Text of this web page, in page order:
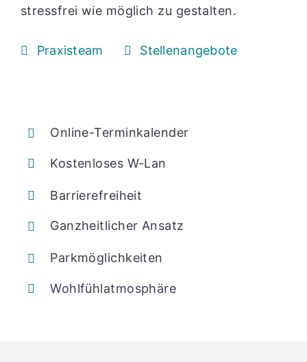
stressfrei wie möglich zu gestalten.
Praxisteam Stellenangebote
Online-Terminkalender
Kostenloses W-Lan
Barrierefreiheit
Ganzheitlicher Ansatz
Parkmöglichkeiten
Wohlfühlatmosphäre